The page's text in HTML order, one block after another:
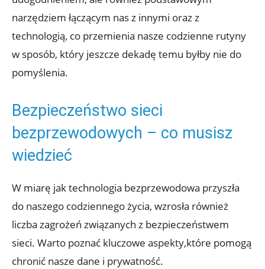
narzędziem łączącym ⁢nas z ​innymi oraz z
technologią, co przemienia nasze codzienne ​rutyny ​
w sposób, który jeszcze dekadę‌ temu byłby nie do
pomyślenia.
Bezpieczeństwo ‌sieci‍
bezprzewodowych – co⁣ musisz
wiedzieć
W miarę jak⁢ technologia​ bezprzewodowa przyszła
do naszego codziennego życia, wzrosła również
liczba zagrożeń związanych z‍ bezpieczeństwem
‌sieci. Warto ‌poznać kluczowe aspekty,które pomogą​
chronić nasze ⁤dane i prywatność.